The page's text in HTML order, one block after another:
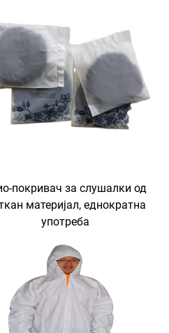
покривач за слушалки од
материјал, еднократна
употреба